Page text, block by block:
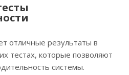
отличные результаты в
тестах, которые позволяют
системы.